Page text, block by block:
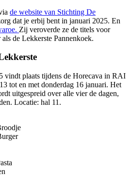
de website van Stichting De
dat je erbij bent in januari 2025. En
Zij veroverde ze de titels voor
de Lekkerste Pannenkoek.
vindt plaats tijdens de Horecava in RAI
tot en met donderdag 16 januari. Het
uitgespreid over alle vier de dagen,
Locatie: hal 11.